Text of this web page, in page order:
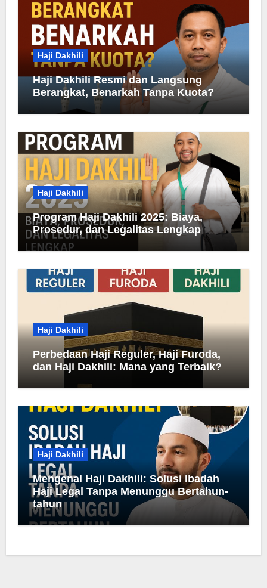
Haji Dakhili
Haji Dakhili Resmi dan Langsung
Berangkat, Benarkah Tanpa Kuota?
Haji Dakhili
Program Haji Dakhili 2025: Biaya,
Prosedur, dan Legalitas Lengkap
Haji Dakhili
Perbedaan Haji Reguler, Haji Furoda,
dan Haji Dakhili: Mana yang Terbaik?
Haji Dakhili
Mengenal Haji Dakhili: Solusi Ibadah
Haji Legal Tanpa Menunggu Bertahun-
tahun